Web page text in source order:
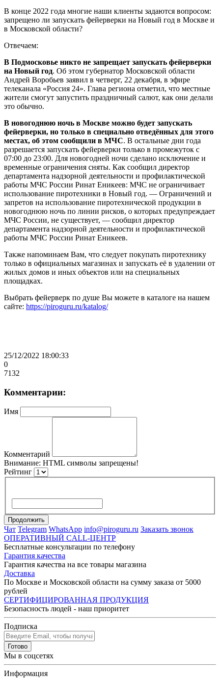
В конце 2022 года многие наши клиенты задаются вопросом:
запрещено ли запускать фейерверки на Новый год в Москве и
в Московской области?
Отвечаем:
В Подмосковье никто не запрещает запускать фейерверки
на Новый год. Об этом губернатор Московской области
Андрей Воробьев заявил в четверг, 22 декабря, в эфире
телеканала «Россия 24». Глава региона отметил, что местные
жители смогут запустить праздничный салют, как они делали
это обычно.
В новогоднюю ночь в Москве можно будет запускать
фейерверки, но только в специально отведённых для этого
местах, об этом сообщили в МЧС. В остальные дни года
разрешается запускать фейерверки только в промежуток с
07:00 до 23:00. Для новогодней ночи сделано исключение и
временные ограничения сняты. Как сообщил директор
департамента надзорной деятельности и профилактической
работы МЧС России Ринат Еникеев: МЧС не ограничивает
использование пиротехники в Новый год. — Ограничений и
запретов на использование пиротехнической продукции в
новогоднюю ночь по линии рисков, о которых предупреждает
МЧС России, не существует, — сообщил директор
департамента надзорной деятельности и профилактической
работы МЧС России Ринат Еникеев.
Также напоминаем Вам, что следует покупать пиротехнику
только в официальных магазинах и запускать её в удалении от
жилых домов и иных объектов или на специальных
площадках.
Выбрать фейерверк по душе Вы можете в каталоге на нашем
сайте: https://piroguru.ru/katalog/
25/12/2022 18:00:33
0
7132
Комментарии:
Имя
Комментарий
Внимание: HTML символы запрещены!
Рейтинг
Продолжить
Чат Telegram WhatsApp info@piroguru.ru Заказать звонок
ОПЕРАТИВНЫЙ CALL-ЦЕНТР
Бесплатные консультации по телефону
Гарантия качества
Гарантия качества на все товары магазина
Доставка
По Москве и Московской области на сумму заказа от 5000
рублей
СЕРТИФИЦИРОВАННАЯ ПРОДУКЦИЯ
Безопасность людей - наш приоритет
Подписка
Готово
Мы в соцсетях
Информация